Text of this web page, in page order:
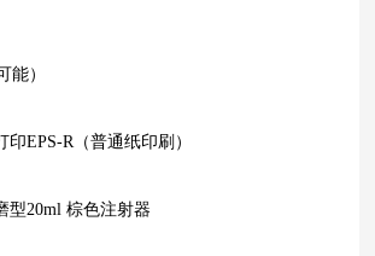
能）
印EPS-R（普通纸印刷）
型20ml 棕色注射器